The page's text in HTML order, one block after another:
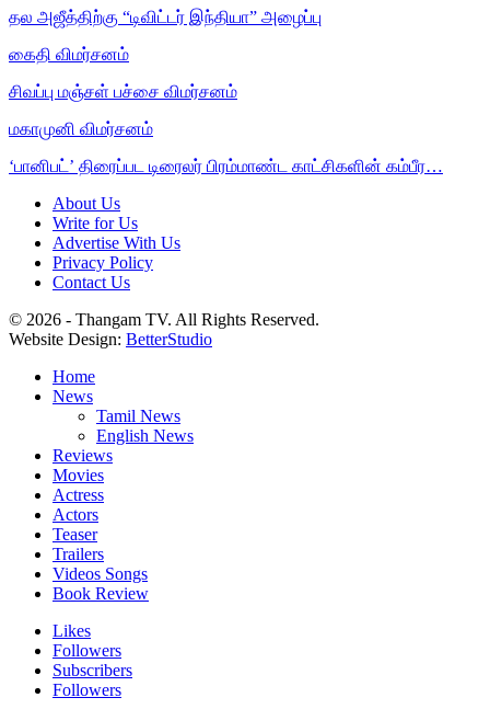
தல அஜீத்திற்கு “டிவிட்டர் இந்தியா” அழைப்பு
கைதி விமர்சனம்
சிவப்பு மஞ்சள் பச்சை விமர்சனம்
மகாமுனி விமர்சனம்
‘பானிபட்’ திரைப்பட டிரைலர் பிரம்மாண்ட காட்சிகளின் கம்பீர…
About Us
Write for Us
Advertise With Us
Privacy Policy
Contact Us
© 2026 - Thangam TV. All Rights Reserved.
Website Design: BetterStudio
Home
News
Tamil News
English News
Reviews
Movies
Actress
Actors
Teaser
Trailers
Videos Songs
Book Review
Likes
Followers
Subscribers
Followers